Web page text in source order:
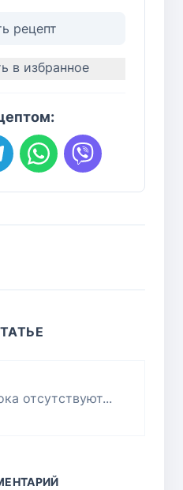
рецепт
в избранное
отсутствуют...